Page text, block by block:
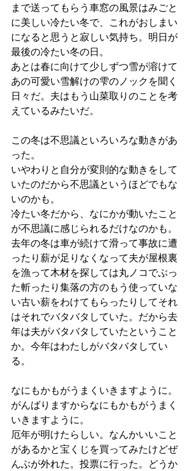
まで送ってもらう車窓の風景はみごと
に美しい冷たい冬で、これがおしまい
になると思うと寂しい気持ち。明日が
最後の冷たい冬の日。
あとは春に向けて少しずつ雪が溶けて
あの可愛い雪解けの雫のノックを聞く
日々だ。夫はもう山菜取りのことを考
えているみたいだ。
この冬は不思議といろいろな動きがあ
った。
いやわりと自分が変則的な動きをして
いたのだから不思議というほどでもな
いのかも。
冷たい冬だから、なにかが動いたこと
が不思議に感じられるだけなのかも。
去年の冬は車が続けて滑って事故に遭
ったり薪が足りなくなって夫が屋根裏
を漁って木材を探しては丸ノコでぶっ
た斬ったり集落の方のもう使っていな
い古い薪をわけてもらったりしてそれ
はそれでバタバタしていた。だから去
年は夫がバタバタしていたということ
か。今年はわたしがバタバタしてい
る。
なにもかもがうまくいきますように。
がんばりますからなにもかもがうまく
いきますように。
厄年が明けたらしい。なんかいいこと
があるかと宝くじを買ってみたけどぜ
んぶが外れた。投票に行った。どうか